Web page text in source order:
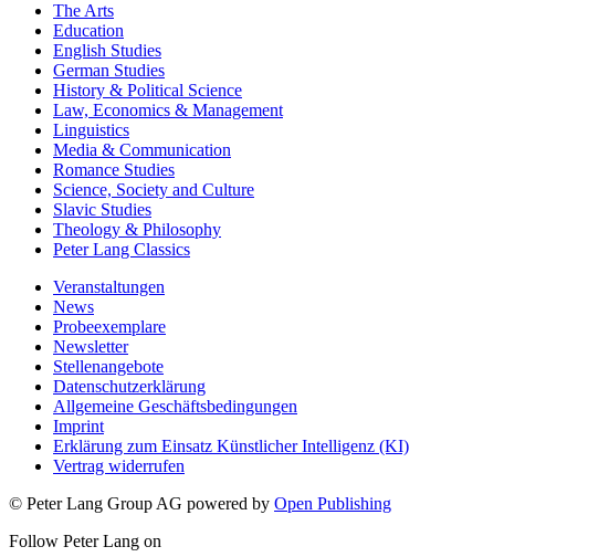
The Arts
Education
English Studies
German Studies
History & Political Science
Law, Economics & Management
Linguistics
Media & Communication
Romance Studies
Science, Society and Culture
Slavic Studies
Theology & Philosophy
Peter Lang Classics
Veranstaltungen
News
Probeexemplare
Newsletter
Stellenangebote
Datenschutzerklärung
Allgemeine Geschäftsbedingungen
Imprint
Erklärung zum Einsatz Künstlicher Intelligenz (KI)
Vertrag widerrufen
© Peter Lang Group AG powered by Open Publishing
Follow Peter Lang on